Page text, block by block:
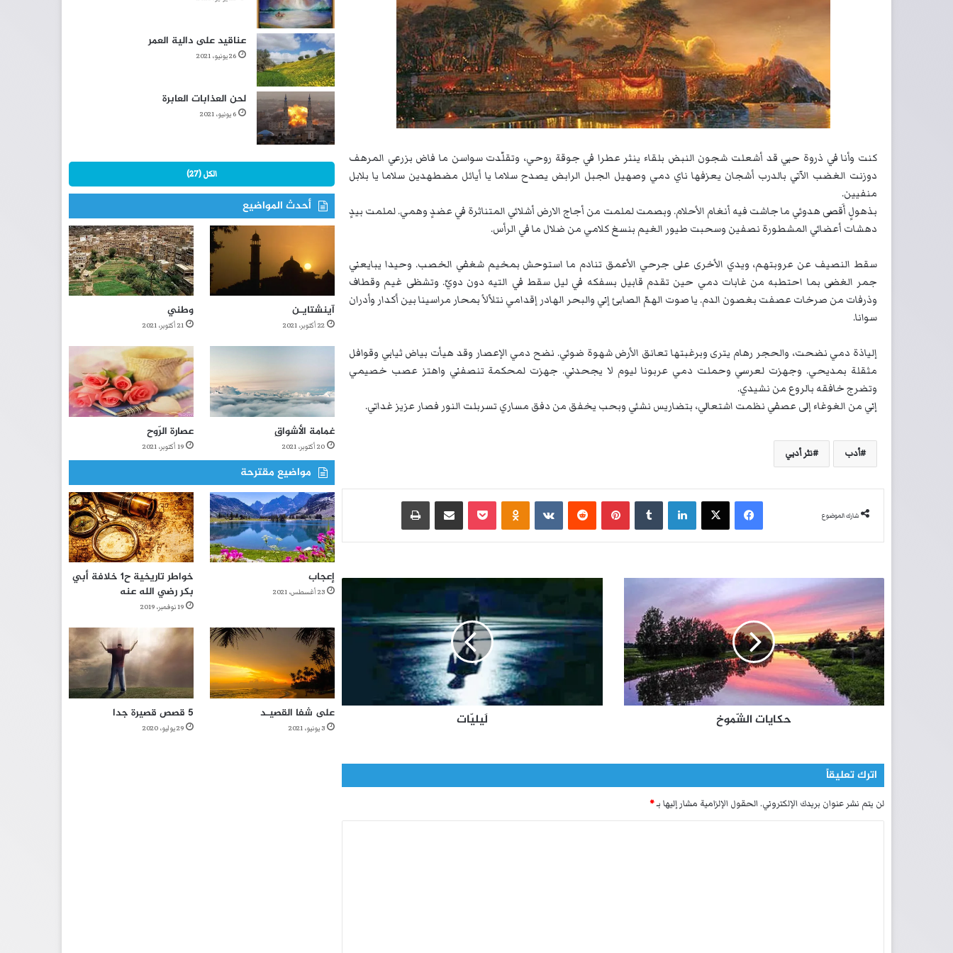
كنت وأنا في ذروة حبي قد أشعلت شجون النبض بلقاء ينثر عطرا في جوقة روحي، وتقلّدت سواسن ما فاض بزرعي المرهف
دوزنت الغضب الآتي بالدرب أشجان يعزفها ناي دمي وصهيل الجبل الرابض يصدح سلاما يا أيائل مضطهدين سلاما يا بلابل
منفيين.
بذهولٍ أَقصى هدوئي ما جاشت فيه أنغام الأحلام. وبصمت لملمت من أجاج الارض أشلائي المتناثرة في عضدٍ وهمي. لملمت بيدٍ
دهشات أعضائي المشطورة نصفين وسحبت طيور الغيم بنسغ كلامي من ضلال ما في الرأس.
سقط النصيف عن عروبتهم، ويدي الأخرى على جرحي الأعمق تنادم ما استوحش بمخيم شغفي الخصب. وحيدا يبايعني
جمر الغضى بما احتطبه من غابات دمي حين تقدم قابيل بسفكه في ليل سقط في التيه دون دويّ. وتشظى غيم وقطاف
وذرفات من صرخات عصفت بغصون الدم. يا صوت الهمّ الصابئ إني والبحر الهادر إقدامي نتلألأ بمحار مراسينا بين أكدار وأدران
سوانا.
إلياذة دمي نضحت، والحجر رهام يترى وبرغبتها تعانق الأرض شهوة ضوئي. نضح دمي الإعصار وقد هيأت بياض ثيابي وقوافل
مثقلة بمديحي. وجهزت لعرسي وحملت دمي عربونا ليوم لا يجحدني. جهزت لمحكمة تنصفني واهتز عصب خصيمي
وتضرج خافقه بالروع من نشيدي.
إني من الغوغاء إلى عصفي نظمت اشتعالي، بتضاريس نشئي وبحب يخفق من دفق مساري تسربلت النور فصار عزيز غداتي.
أدب نثر أدبي
شارك الموضوع
فيسبوك ‫X لينكدإن بينتيريست
ك
ي
ا
ت
ا
ل
شّ
حكايات الشّموخ
ا
لَيليّات
اترك تعليقاً
لن يتم نشر عنوان بريدك الإلكتروني.الحقول الإلزامية مشار إليها بـ*
عناقيد على دالية العمر
26 يونيو، 2021
لحن العذابات العابرة
6 يونيو، 2021
الكل (27)
أحدث المواضيع
آينشتايـن
22 أكتوبر، 2021
وطني
21 أكتوبر، 2021
غمامة الأشواقِ
20 أكتوبر، 2021
عصارة الرّوح
19 أكتوبر، 2021
مواضيع مقترحة
إعجاب
23 أغسطس، 2021
خواطر تاريخية ح1 خلافة أبي
بكر رضي الله عنه
19 نوفمبر، 2019
على شفا القصيـد
3 يونيو، 2021
5 قصص قصيرة جدا
29 يوليو، 2020